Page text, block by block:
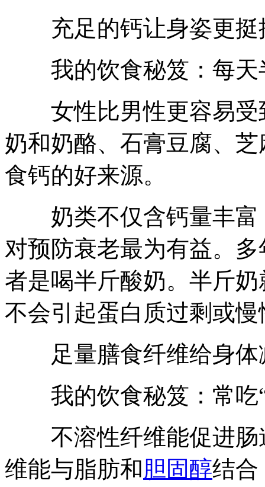
充足的钙让身姿更挺
我的饮食秘笈：每天
女性比男性更容易受
奶和奶酪、石膏豆腐、
食钙的好来源。
奶类不仅含钙量丰富
对预防衰老最为有益。
者是喝半斤酸奶。半斤
不会引起蛋白质过剩或
足量膳食纤维给身体
我的饮食秘笈：常吃“
不溶性纤维能促进肠
维能与脂肪和胆固醇结合